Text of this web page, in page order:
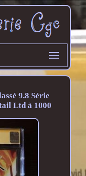
9.8 Série
Ltd à 1000